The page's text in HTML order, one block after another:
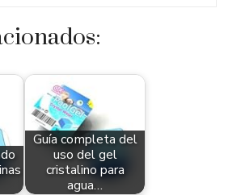
Guía completa del
uso del gel
cristalino para
agua…